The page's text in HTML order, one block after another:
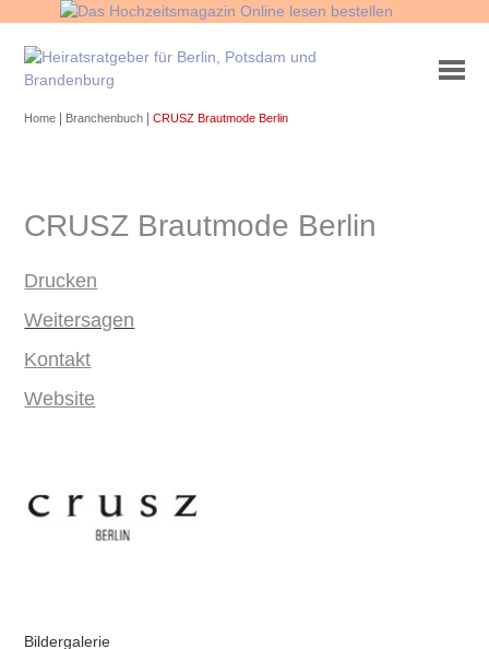
Home Branchenbuch |CRUSZ Brautmode Berlin
CRUSZ Brautmode Berlin
Drucken
Weitersagen
Kontakt
Website
Bildergalerie